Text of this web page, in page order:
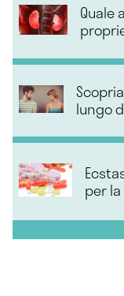
Quale
lungo
per